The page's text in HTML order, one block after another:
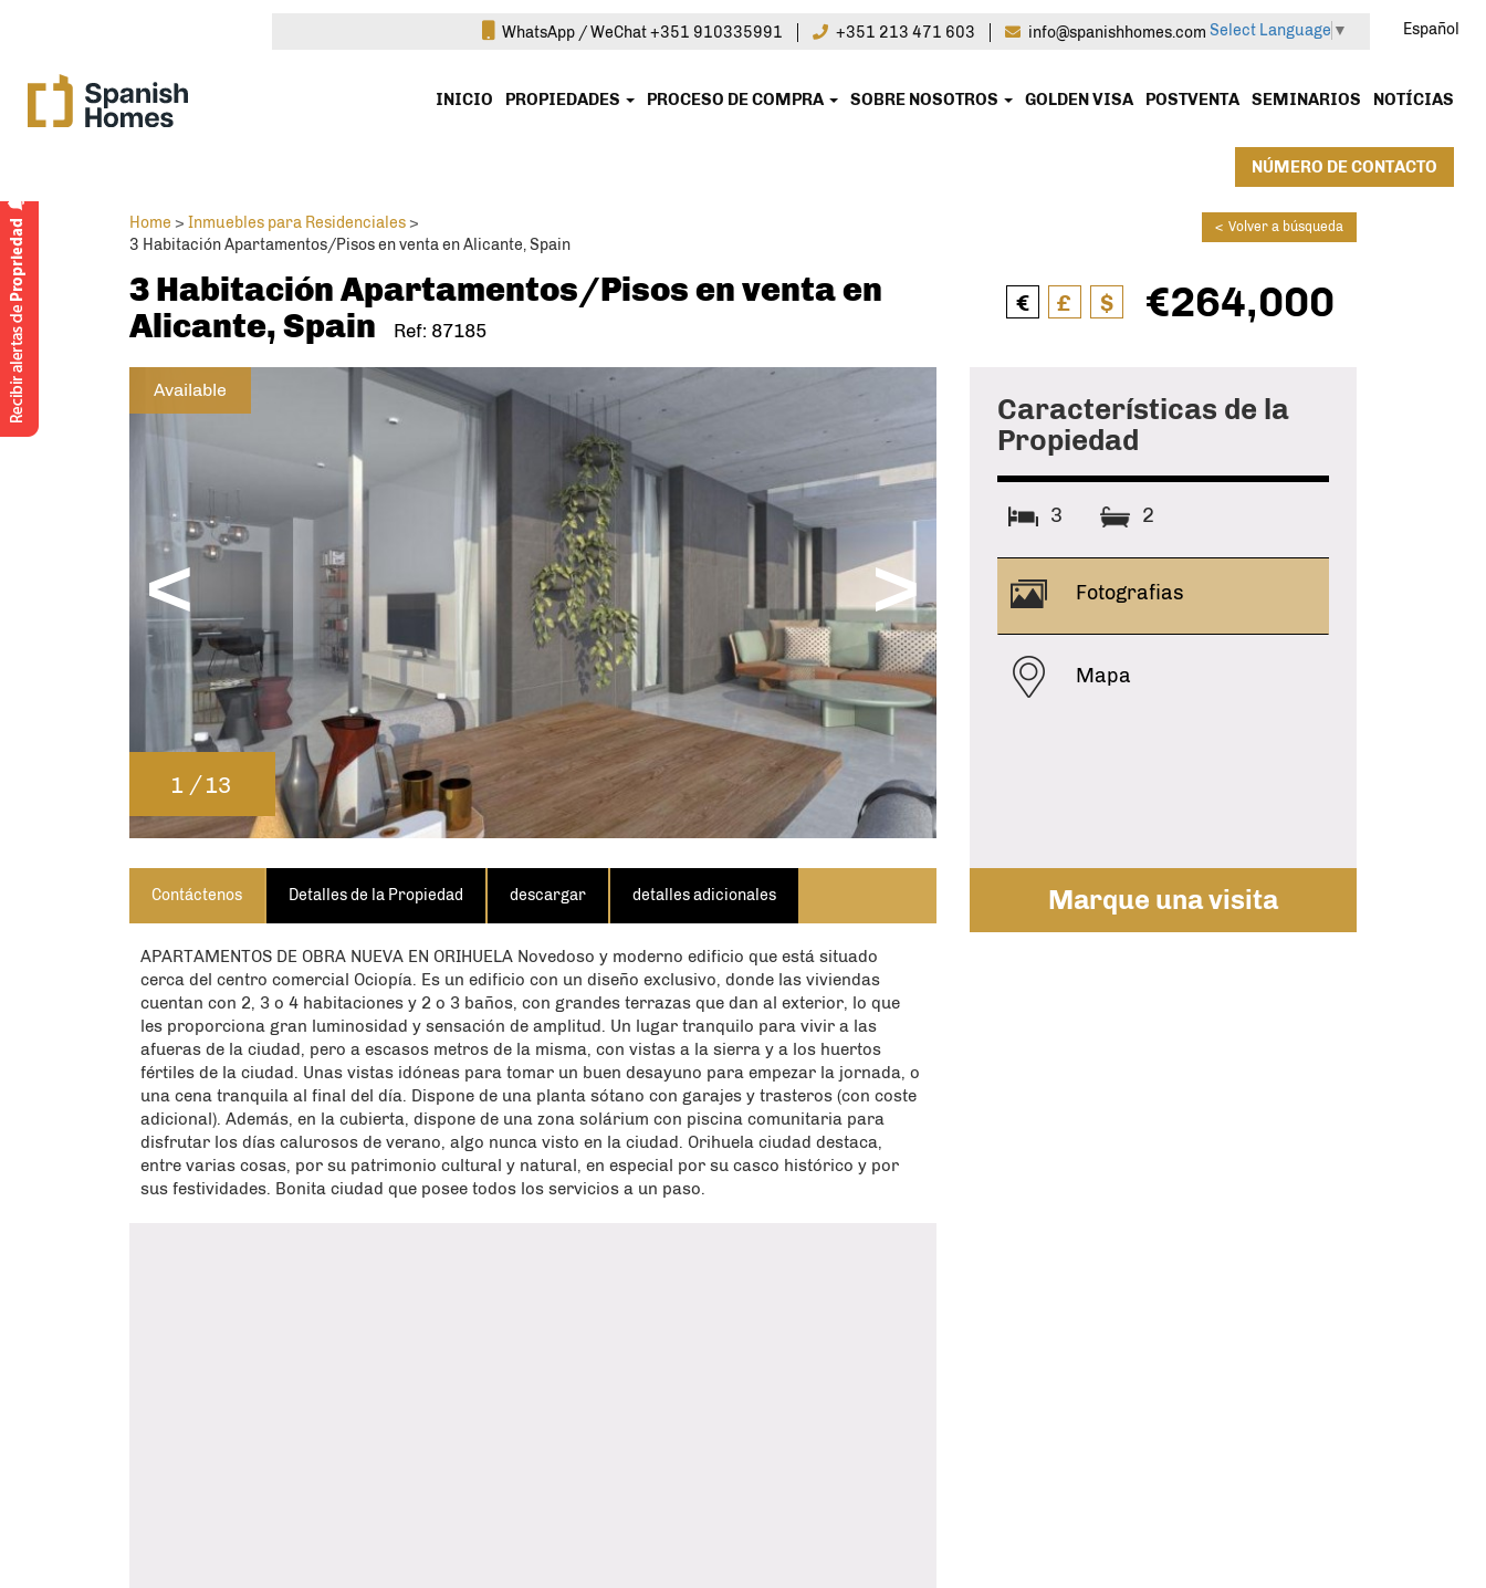
WhatsApp / WeChat +351 910335991 +351 213 471 603 info@spanishhomes.com Select Language ▼ Español
INICIO PROPIEDADES PROCESO DE COMPRA SOBRE NOSOTROS GOLDEN VISA POSTVENTA SEMINARIOS NOTÍCIAS
NÚMERO DE CONTACTO
Home > Inmuebles para Residenciales >
3 Habitación Apartamentos/Pisos en venta en Alicante, Spain
< Volver a búsqueda
3 Habitación Apartamentos/Pisos en venta en
Alicante, Spain
Ref: 87185
€ £ $ €264,000
Available
< >
1 /13
Interesado en esta
propiedade?
Pregunte hoy
CONTACTE AHORA
Tenga en cuenta que Spanish Homes utilizará los detalles anteriores para
contactarlo únicamente. Al enviar este formulario, declaro que he leído,
entendido y acepto los términos y condiciones y la política de privacidad, dando
Características de la
Propiedad
3 2
Fotografias
Mapa
Contáctenos Detalles de la Propiedad descargar detalles adicionales
APARTAMENTOS DE OBRA NUEVA EN ORIHUELA Novedoso y moderno edificio que está situado
cerca del centro comercial Ociopía. Es un edificio con un diseño exclusivo, donde las viviendas
cuentan con 2, 3 o 4 habitaciones y 2 o 3 baños, con grandes terrazas que dan al exterior, lo que
les proporciona gran luminosidad y sensación de amplitud. Un lugar tranquilo para vivir a las
afueras de la ciudad, pero a escasos metros de la misma, con vistas a la sierra y a los huertos
fértiles de la ciudad. Unas vistas idóneas para tomar un buen desayuno para empezar la jornada, o
una cena tranquila al final del día. Dispone de una planta sótano con garajes y trasteros (con coste
adicional). Además, en la cubierta, dispone de una zona solárium con piscina comunitaria para
disfrutar los días calurosos de verano, algo nunca visto en la ciudad. Orihuela ciudad destaca,
entre varias cosas, por su patrimonio cultural y natural, en especial por su casco histórico y por
sus festividades. Bonita ciudad que posee todos los servicios a un paso.
Marque una visita